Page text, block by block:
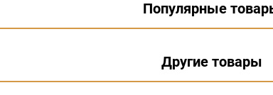
Популярные
Другие товары